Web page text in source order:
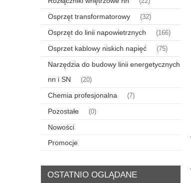
Osprzęt transformatorowy (32)
Osprzęt do linii napowietrznych (166)
Osprzet kablowy niskich napięć (75)
Narzędzia do budowy linii energetycznych
nn i SN
(20)
Chemia profesjonalna (7)
Pozostałe (0)
Nowości
Promocje
OSTATNIO OGLĄDANE